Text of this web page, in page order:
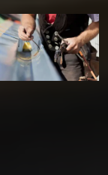
Travaux de
zinguerie 39
Jura